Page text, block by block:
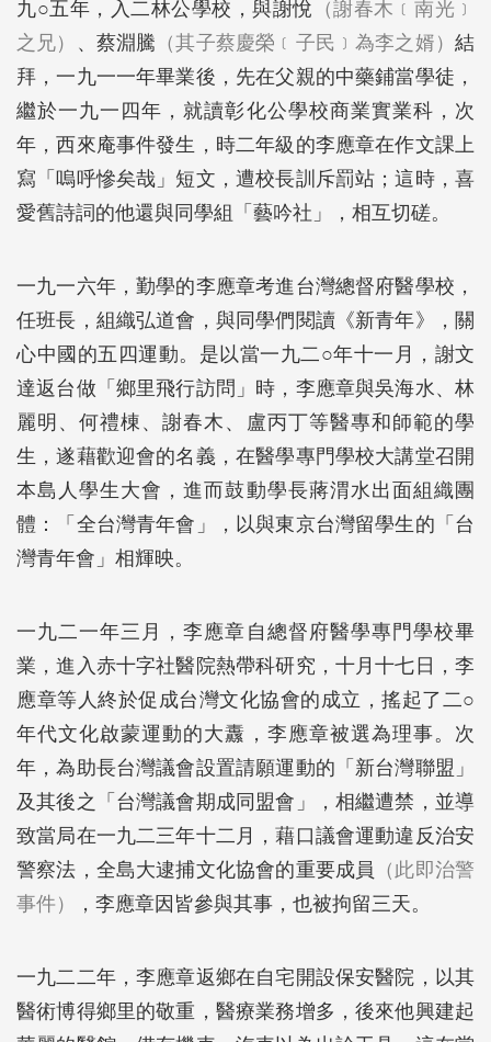
九○五年，入二林公學校，與謝悅 （謝春木﹝南光﹞
之兄）
、蔡淵騰 （其子蔡慶榮﹝子民﹞為李之婿）結
拜，一九一一年畢業後，先在父親的中藥鋪當學徒，
繼於一九一四年，就讀彰化公學校商業實業科，次
年，西來庵事件發生，時二年級的李應章在作文課上
寫「嗚呼慘矣哉」短文，遭校長訓斥罰站；這時，喜
愛舊詩詞的他還與同學組「藝吟社」，相互切磋。
一九一六年，勤學的李應章考進台灣總督府醫學校，
任班長，組織弘道會，與同學們閱讀《新青年》，關
心中國的五四運動。是以當一九二○年十一月，謝文
達返台做「鄉里飛行訪問」時，李應章與吳海水、林
麗明、何禮棟、謝春木、盧丙丁等醫專和師範的學
生，遂藉歡迎會的名義，在醫學專門學校大講堂召開
本島人學生大會，進而鼓動學長蔣渭水出面組織團
體：「全台灣青年會」，以與東京台灣留學生的「台
灣青年會」相輝映。
一九二一年三月，李應章自總督府醫學專門學校畢
業，進入赤十字社醫院熱帶科研究，十月十七日，李
應章等人終於促成台灣文化協會的成立，搖起了二○
年代文化啟蒙運動的大纛，李應章被選為理事。次
年，為助長台灣議會設置請願運動的「新台灣聯盟」
及其後之「台灣議會期成同盟會」，相繼遭禁，並導
致當局在一九二三年十二月，藉口議會運動違反治安
警察法，全島大逮捕文化協會的重要成員
（此即治警
事件）
，李應章因皆參與其事，也被拘留三天。
一九二二年，李應章返鄉在自宅開設保安醫院，以其
醫術博得鄉里的敬重，醫療業務增多，後來他興建起